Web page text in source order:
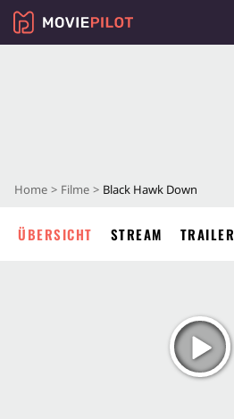
Home Filme Black Hawk Down
ÜBERSICHT STREAM TRAILER